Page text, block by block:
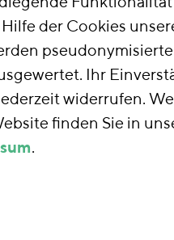
gerechte
Hochlauf der
der Cookies
Ihr
widerrufen.
finden Sie in
.